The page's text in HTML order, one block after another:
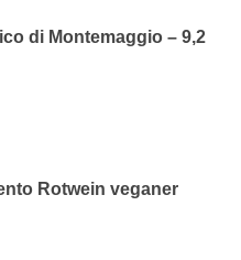
di Montemaggio – 9,2
Rotwein veganer